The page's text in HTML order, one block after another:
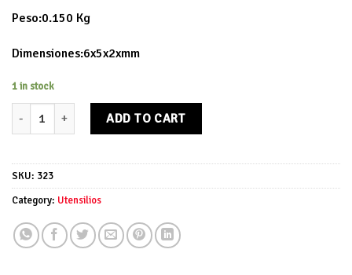
Peso:0.150 Kg
Dimensiones:6x5x2xmm
1 in stock
Juego marcadores de queso quantity
ADD TO CART
SKU: 323
Category: Utensilios